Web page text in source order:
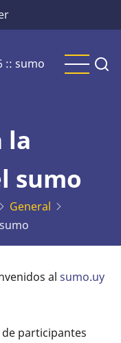
:: sumo
la
sumo
General
al sumo.uy
participantes